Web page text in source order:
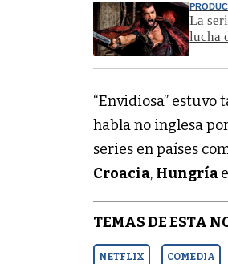
La
lucha
“Envidiosa”
habla no inglesa
series en países
Croacia, Hungríae
TEMAS DE ESTA
NETFLIX COMEDIA